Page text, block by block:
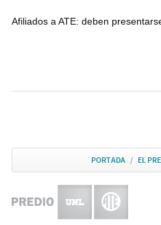
Afiliados a ATE: deben
PORTADA / EL